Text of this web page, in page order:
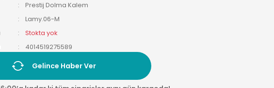
Prestij Dolma Kalem
Lamy.06-M
Stokta yok
4014519275589
Gelince Haber Ver